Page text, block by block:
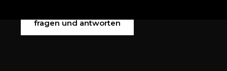
fragen und antworten